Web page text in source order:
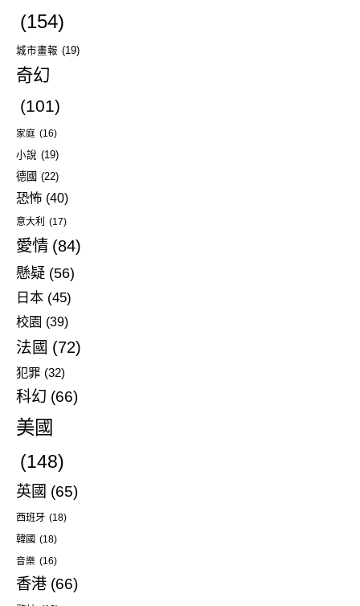
(154)
城市畫報 (19)
奇幻
(101)
家庭 (16)
小說 (19)
德國 (22)
恐怖 (40)
意大利 (17)
愛情 (84)
懸疑 (56)
日本 (45)
校園 (39)
法國 (72)
犯罪 (32)
科幻 (66)
美國
(148)
英國 (65)
西班牙 (18)
韓國 (18)
音樂 (16)
香港 (66)